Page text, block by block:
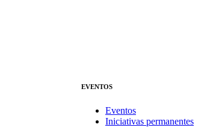
EVENTOS
Eventos
Iniciativas permanentes